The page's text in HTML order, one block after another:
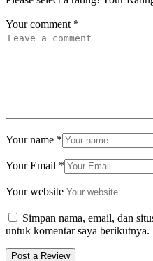
Your comment *
Your name *
Your Email *
Your website
Simpan nama, email, dan
untuk komentar saya berikutnya.